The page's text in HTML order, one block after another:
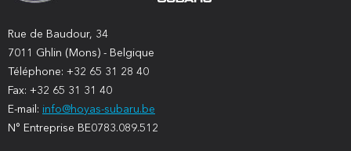
Rue de Baudour, 34
7011 Ghlin (Mons) - Belgique
Téléphone: +32 65 31 28 40
Fax: +32 65 31 31 40
E-mail: info@hoyas-subaru.be
N° Entreprise BE0783.089.512